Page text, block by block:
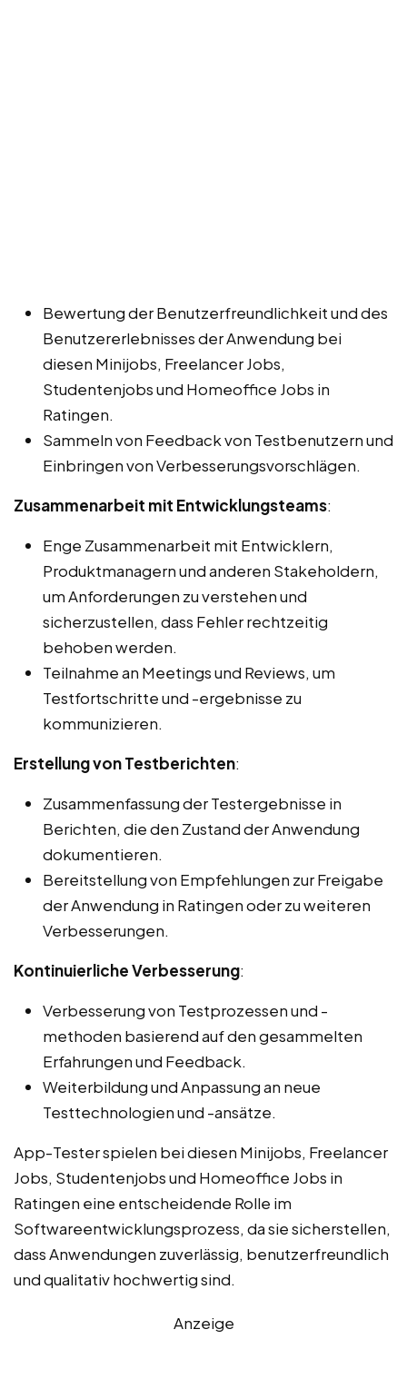
Bewertung der Benutzerfreundlichkeit und des
Benutzererlebnisses der Anwendung bei
diesen Minijobs, Freelancer Jobs,
Studentenjobs und Homeoffice Jobs in
Ratingen.
Sammeln von Feedback von Testbenutzern und
Einbringen von Verbesserungsvorschlägen.
Zusammenarbeit mit Entwicklungsteams:
Enge Zusammenarbeit mit Entwicklern,
Produktmanagern und anderen Stakeholdern,
um Anforderungen zu verstehen und
sicherzustellen, dass Fehler rechtzeitig
behoben werden.
Teilnahme an Meetings und Reviews, um
Testfortschritte und -ergebnisse zu
kommunizieren.
Erstellung von Testberichten:
Zusammenfassung der Testergebnisse in
Berichten, die den Zustand der Anwendung
dokumentieren.
Bereitstellung von Empfehlungen zur Freigabe
der Anwendung in Ratingen oder zu weiteren
Verbesserungen.
Kontinuierliche Verbesserung:
Verbesserung von Testprozessen und -
methoden basierend auf den gesammelten
Erfahrungen und Feedback.
Weiterbildung und Anpassung an neue
Testtechnologien und -ansätze.
App-Tester spielen bei diesen Minijobs, Freelancer
Jobs, Studentenjobs und Homeoffice Jobs in
Ratingen eine entscheidende Rolle im
Softwareentwicklungsprozess, da sie sicherstellen,
dass Anwendungen zuverlässig, benutzerfreundlich
und qualitativ hochwertig sind.
Anzeige